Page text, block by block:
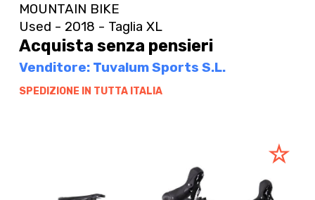
MOUNTAIN BIKE
Used - 2018 - Taglia XL
Acquista senza pensieri
Venditore: Tuvalum Sports S.L.
SPEDIZIONE IN TUTTA ITALIA